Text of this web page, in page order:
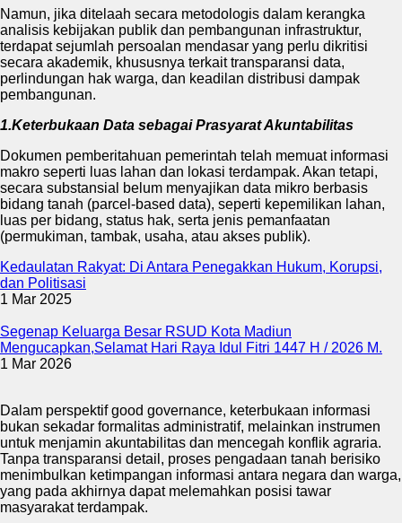
Namun, jika ditelaah secara metodologis dalam kerangka
analisis kebijakan publik dan pembangunan infrastruktur,
terdapat sejumlah persoalan mendasar yang perlu dikritisi
secara akademik, khususnya terkait transparansi data,
perlindungan hak warga, dan keadilan distribusi dampak
pembangunan.
1.Keterbukaan Data sebagai Prasyarat Akuntabilitas
Dokumen pemberitahuan pemerintah telah memuat informasi
makro seperti luas lahan dan lokasi terdampak. Akan tetapi,
secara substansial belum menyajikan data mikro berbasis
bidang tanah (parcel-based data), seperti kepemilikan lahan,
luas per bidang, status hak, serta jenis pemanfaatan
(permukiman, tambak, usaha, atau akses publik).
Kedaulatan Rakyat: Di Antara Penegakkan Hukum, Korupsi,
dan Politisasi
1 Mar 2025
Segenap Keluarga Besar RSUD Kota Madiun
Mengucapkan,Selamat Hari Raya Idul Fitri 1447 H / 2026 M.
1 Mar 2026
Dalam perspektif good governance, keterbukaan informasi
bukan sekadar formalitas administratif, melainkan instrumen
untuk menjamin akuntabilitas dan mencegah konflik agraria.
Tanpa transparansi detail, proses pengadaan tanah berisiko
menimbulkan ketimpangan informasi antara negara dan warga,
yang pada akhirnya dapat melemahkan posisi tawar
masyarakat terdampak.